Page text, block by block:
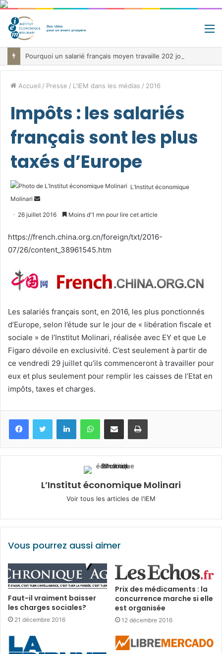
Accueil / Presse / L'IEM dans les médias / 2016
Impôts : les salariés
français sont les plus
taxés d’Europe
L’Institut économique
Molinari
Envoyer
26 juillet 2016 Moins d'1 mn pour lire cet article
https://french.china.org.cn/foreign/txt/2016-
07/26/content_38961545.htm
Les salariés français sont, en 2016, les plus ponctionnés
d’Europe, selon l’étude sur le jour de « libération fiscale et
sociale » de l’Institut Molinari, réalisée avec EY et que Le
Figaro dévoile en exclusivité. C’est seulement à partir de
ce vendredi 29 juillet qu’ils commenceront à travailler pour
eux et plus seulement pour remplir les caisses de l’Etat en
impôts, taxes et charges.
FacebookTwitter LinkedinWhatsApp
Partagez par mail Imprimez
L’Institut économique Molinari
Voir tous les articles de l'IEM
Vous pourrez aussi aimer
Faut-il vraiment baisser
les charges sociales?
21 décembre 2016
Prix des médicaments : la
concurrence marche si elle
est organisée
12 décembre 2016